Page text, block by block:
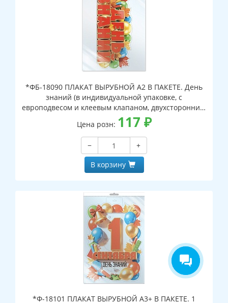
*ФБ-18090 ПЛАКАТ ВЫРУБНОЙ А2 В ПАКЕТЕ. День
знаний (в индивидуальной упаковке, с
европодвесом и клеевым клапаном, двухсторонний,
ВД-лак)
Цена розн: 117 ₽
−
+
В корзину
*Ф-18101 ПЛАКАТ ВЫРУБНОЙ А3+ В ПАКЕТЕ. 1